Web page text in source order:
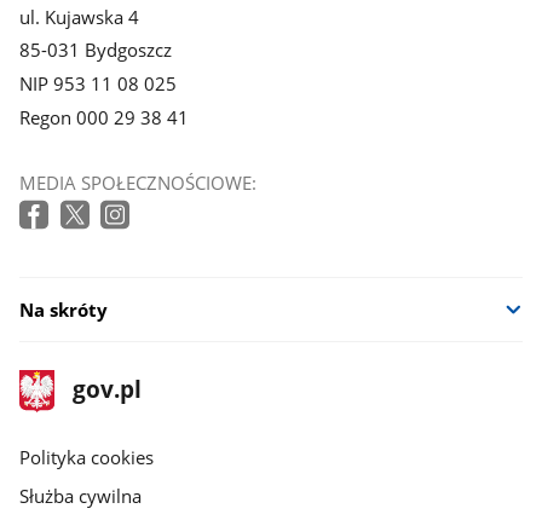
ul. Kujawska 4
85-031 Bydgoszcz
NIP 953 11 08 025
Regon 000 29 38 41
MEDIA SPOŁECZNOŚCIOWE:
Na skróty
stopka
gov.pl
Strona
gov.pl
gov.pl
Polityka cookies
Służba cywilna